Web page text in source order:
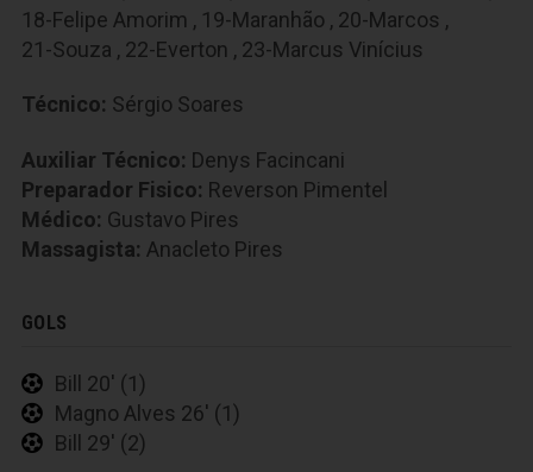
18-Felipe Amorim , 19-Maranhão , 20-Marcos ,
21-Souza , 22-Everton , 23-Marcus Vinícius
Técnico: Sérgio Soares
Auxiliar Técnico: Denys Facincani
Preparador Fisico: Reverson Pimentel
Médico: Gustavo Pires
Massagista: Anacleto Pires
GOLS
Bill 20' (1)
Magno Alves 26' (1)
Bill 29' (2)